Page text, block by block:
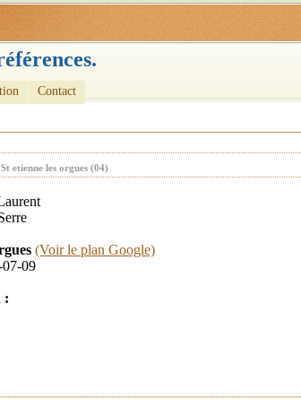
Contact
St etienne les orgues (04)
(Voir le plan Google)
09
: